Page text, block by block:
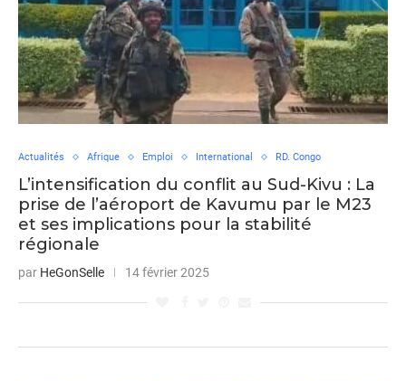
Actualités Afrique Emploi International RD. Congo
L’intensification du conflit au Sud-Kivu : La
prise de l’aéroport de Kavumu par le M23
et ses implications pour la stabilité
régionale
par HeGonSelle 14 février 2025